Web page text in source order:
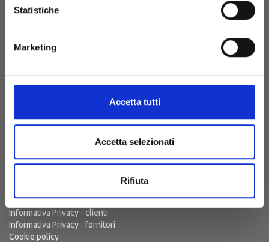
Statistiche
Marketing
Accetta tutti
Accetta selezionati
Rifiuta
REA CA - 254567
Punto Vendita e Prenotazioni
Ufficio Amministrativo+39 (070)7050410
Privacy policy
Informativa Privacy - clienti
Informativa Privacy - fornitori
Cookie policy